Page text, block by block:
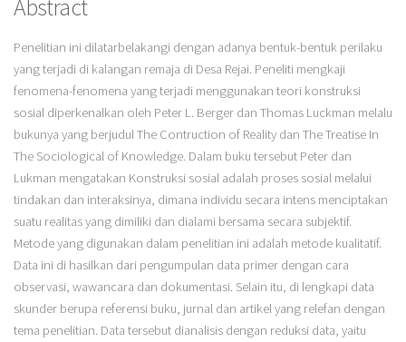
Abstract
Penelitian ini dilatarbelakangi dengan adanya bentuk-bentuk perilaku
yang terjadi di kalangan remaja di Desa Rejai. Peneliti mengkaji
fenomena-fenomena yang terjadi menggunakan teori konstruksi
sosial diperkenalkan oleh Peter L. Berger dan Thomas Luckman melalu
bukunya yang berjudul The Contruction of Reality dan The Treatise In
The Sociological of Knowledge. Dalam buku tersebut Peter dan
Lukman mengatakan Konstruksi sosial adalah proses sosial melalui
tindakan dan interaksinya, dimana individu secara intens menciptakan
suatu realitas yang dimiliki dan dialami bersama secara subjektif.
Metode yang digunakan dalam penelitian ini adalah metode kualitatif.
Data ini di hasilkan dari pengumpulan data primer dengan cara
observasi, wawancara dan dokumentasi. Selain itu, di lengkapi data
skunder berupa referensi buku, jurnal dan artikel yang relefan dengan
tema penelitian. Data tersebut dianalisis dengan reduksi data, yaitu